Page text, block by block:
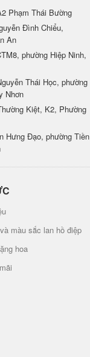
Phạm Thái Bường
Đình Chiểu,
An
phường Hiệp Ninh,
Thái Học, phường
Nhơn
Kiệt, K2, Phường
Hưng Đạo, phường Tiền
màu sắc lan hồ điệp
hoa